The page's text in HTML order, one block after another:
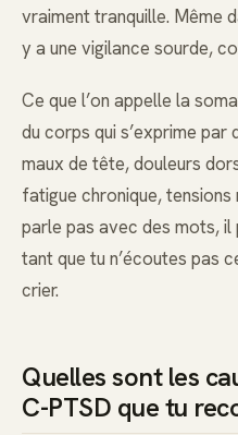
vraiment tranquille. Même
y a une vigilance sourde,
Ce que l’on appelle la
du corps qui s’exprime par
maux de tête, douleurs
fatigue chronique,
parle pas avec des mots,
tant que tu n’écoutes pas
crier.
Quelles sont les
C-PTSD que tu